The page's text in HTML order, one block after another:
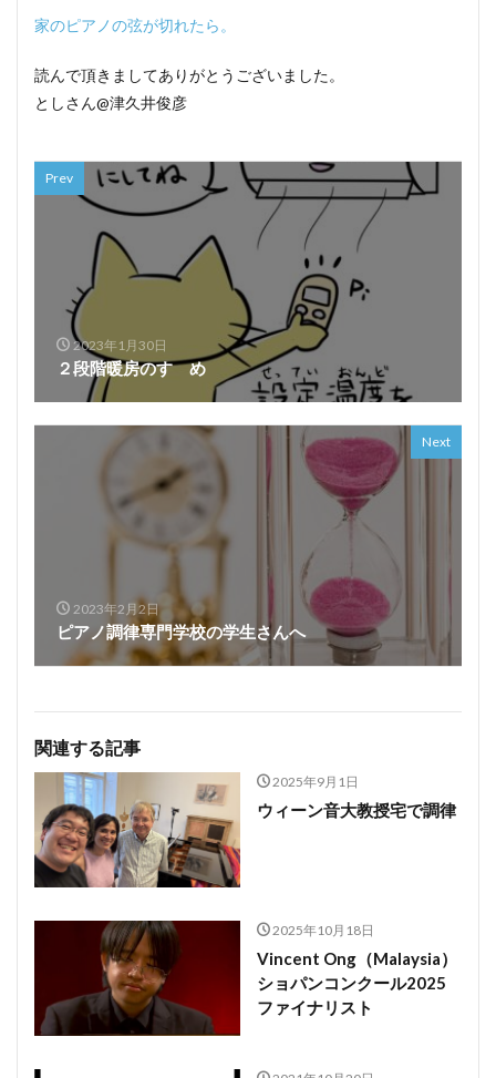
家のピアノの弦が切れたら。
読んで頂きましてありがとうございました。
としさん@津久井俊彦
Prev
2023年1月30日
２段階暖房のすゝめ
Next
2023年2月2日
ピアノ調律専門学校の学生さんへ
関連する記事
2025年9月1日
ウィーン音大教授宅で調律
2025年10月18日
Vincent Ong（Malaysia）
ショパンコンクール2025
ファイナリスト